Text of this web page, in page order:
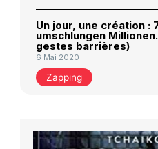
Un jour, une création :
umschlungen
gestes barrières)
6 Mai 2020
Zapping